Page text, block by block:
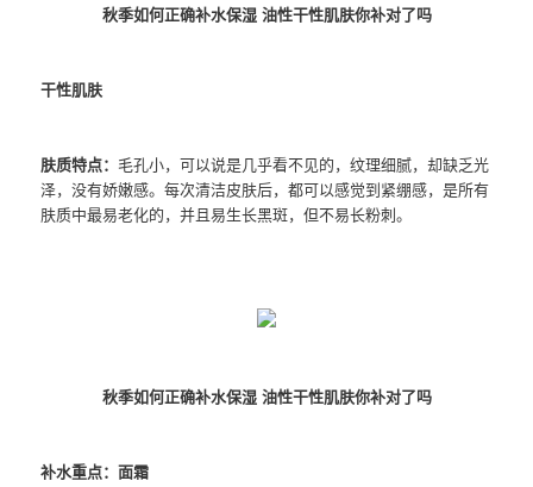
秋季如何正确补水保湿 油性干性肌肤你补对了吗
干性肌肤
肤质特点： 毛孔小，可以说是几乎看不见的，纹理细腻，却缺乏光
泽，没有娇嫩感。每次清洁皮肤后，都可以感觉到紧绷感，是所有
肤质中最易老化的，并且易生长黑斑，但不易长粉刺。
秋季如何正确补水保湿 油性干性肌肤你补对了吗
补水重点：面霜